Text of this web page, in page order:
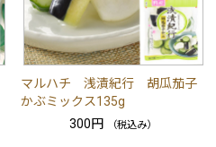
マルハチ 浅漬紀行 胡瓜茄子
かぶミックス135g
300円
（税込み）